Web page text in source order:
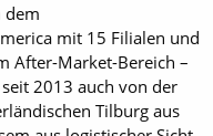
dem
mit 15 Filialen und
After-Market-Bereich –
2013 auch von der
Tilburg aus